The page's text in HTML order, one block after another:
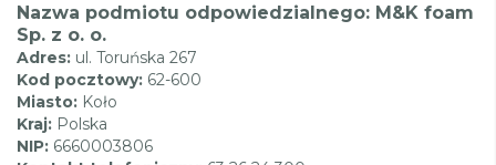
Nazwa podmiotu odpowiedzialnego: M&K foam
Sp. z o. o.
Adres: ul. Toruńska 267
Kod pocztowy: 62-600
Miasto: Koło
Kraj: Polska
NIP: 6660003806